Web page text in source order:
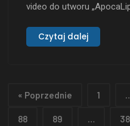
video do utworu
świata. Z ostrymi
zastanawiając się
serce i siła. Założona w
Czytaj dalej
« Poprzednie 1
88 89